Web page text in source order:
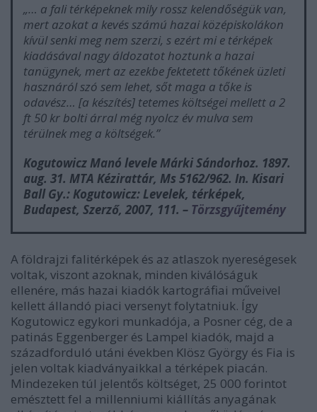
„… a fali térképeknek mily rossz kelendőségük van,
mert azokat a kevés számú hazai középiskolákon
kívül senki meg nem szerzi, s ezért mi e térképek
kiadásával nagy áldozatot hoztunk a hazai
tanügynek, mert az ezekbe fektetett tőkének üzleti
hasznáról szó sem lehet, sőt maga a tőke is
odavész… [a készítés] tetemes költségei mellett a 2
ft 50 kr bolti árral még nyolcz év mulva sem
térülnek meg a költségek.”
Kogutowicz Manó levele Márki Sándorhoz. 1897.
aug. 31. MTA Kézirattár, Ms 5162/962. In. Kisari
Ball Gy.:Kogutowicz: Levelek, térképek,
Budapest, Szerző, 2007, 111. – Törzsgyűjtemény
A földrajzi falitérképek és az atlaszok nyereségesek
voltak, viszont azoknak, minden kiválóságuk
ellenére, más hazai kiadók kartográfiai műveivel
kellett állandó piaci versenyt folytatniuk. Így
Kogutowicz egykori munkadója, a Posner cég, de a
patinás Eggenberger és Lampel kiadók, majd a
századforduló utáni években Klösz György és Fia is
jelen voltak kiadványaikkal a térképek piacán.
Mindezeken túl jelentős költséget, 25 000 forintot
emésztett fel a millenniumi kiállítás anyagának